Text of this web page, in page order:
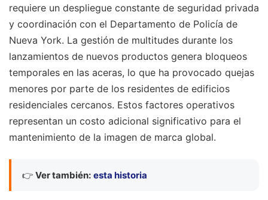
requiere un despliegue constante de seguridad privada
y coordinación con el Departamento de Policía de
Nueva York. La gestión de multitudes durante los
lanzamientos de nuevos productos genera bloqueos
temporales en las aceras, lo que ha provocado quejas
menores por parte de los residentes de edificios
residenciales cercanos. Estos factores operativos
representan un costo adicional significativo para el
mantenimiento de la imagen de marca global.
👉 Ver también: esta historia